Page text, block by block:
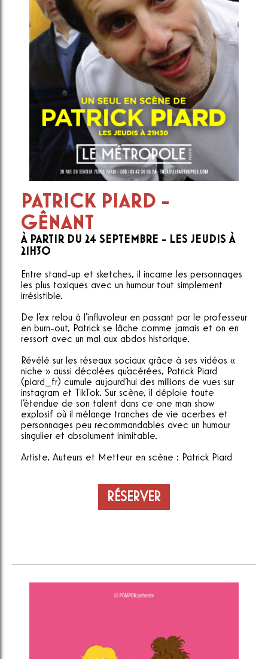
PATRICK PIARD -
GÊNANT
À PARTIR DU 24 SEPTEMBRE - LES JEUDIS À
21H30
Entre stand-up et sketches, il incarne les personnages
les plus toxiques avec un humour tout simplement
irrésistible.
De l'ex relou à l'influvoleur en passant par le professeur
en burn-out, Patrick se lâche comme jamais et on en
ressort avec un mal aux abdos historique.
Révélé sur les réseaux sociaux grâce à ses vidéos «
niche » aussi décalées qu'acérées, Patrick Piard
(piard_fr) cumule aujourd'hui des millions de vues sur
instagram et TikTok. Sur scène, il déploie toute
l'étendue de son talent dans ce one man show
explosif où il mélange tranches de vie acerbes et
personnages peu recommandables avec un humour
singulier et absolument inimitable.
Artiste, Auteurs et Metteur en scène : Patrick Piard
RÉSERVER